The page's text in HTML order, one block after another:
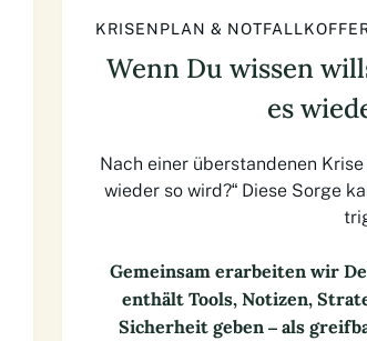
KRISENPLAN &
Wenn Du wissen
es
Nach einer überstandenen
wieder so wird?“ Diese Sorge
Gemeinsam erarbeiten wir
enthält Tools, Notizen,
Sicherheit geben – als